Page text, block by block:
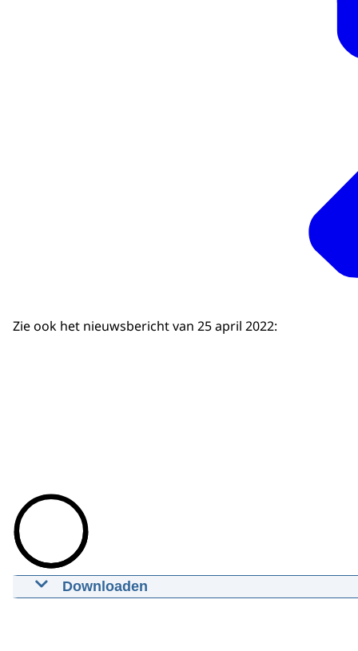
Zie ook het nieuwsbericht van 25 april 2022:
Downloaden